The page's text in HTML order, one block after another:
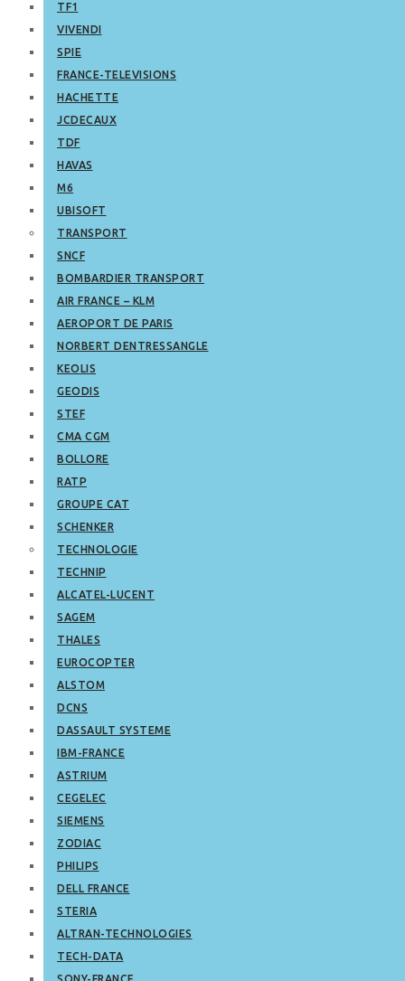
TF1
VIVENDI
SPIE
FRANCE-TELEVISIONS
HACHETTE
JCDECAUX
TDF
HAVAS
M6
UBISOFT
TRANSPORT
SNCF
BOMBARDIER TRANSPORT
AIR FRANCE – KLM
AEROPORT DE PARIS
NORBERT DENTRESSANGLE
KEOLIS
GEODIS
STEF
CMA CGM
BOLLORE
RATP
GROUPE CAT
SCHENKER
TECHNOLOGIE
TECHNIP
ALCATEL-LUCENT
SAGEM
THALES
EUROCOPTER
ALSTOM
DCNS
DASSAULT SYSTEME
IBM-FRANCE
ASTRIUM
CEGELEC
SIEMENS
ZODIAC
PHILIPS
DELL FRANCE
STERIA
ALTRAN-TECHNOLOGIES
TECH-DATA